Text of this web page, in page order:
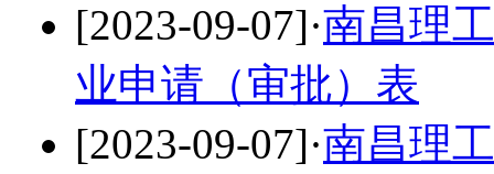
[2023-09-07]·南昌理
业申请（审批）表
[2023-09-07]·南昌理